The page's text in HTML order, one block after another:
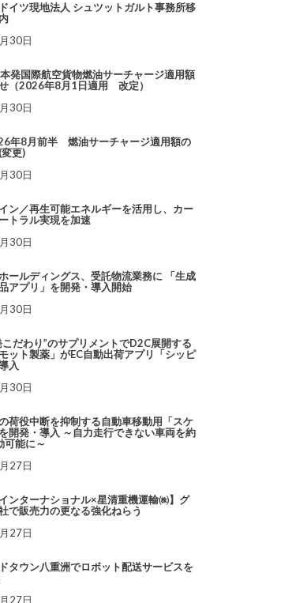
イツ現地法人 シュツットガルト事務所移
30日
発国際航空貨物燃油サーチャージ適用額
（2026年8月1日適用 改定）
30日
年8月前半 燃油サーチャージ適用額の
更)
30日
ン／再生可能エネルギーを活用し、カー
トラル実現を加速
30日
ールディングス、受託物流業務に 「生成
アプリ」を開発・導入開始
30日
こだわり”のサプリメントでD2C展開する
ット製薬」がEC自動出荷アプリ「シッピ
入
30日
荷役中断を抑制する自動車移動用「スケ
開発・導入 ～自力走行できない車両を約
可能に～
27日
インターナショナル×星清重機運輸㈱】グ
で販売力の更なる強化ねらう
27日
タウン八重洲でロボット配送サービスを
27日